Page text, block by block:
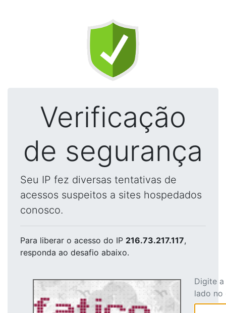
Verificação
de segurança
Seu IP fez diversas tentativas de
acessos suspeitos a sites hospedados
conosco.
Para liberar o acesso do IP 216.73.217.117,
responda ao desafio abaixo.
Digite
lado no